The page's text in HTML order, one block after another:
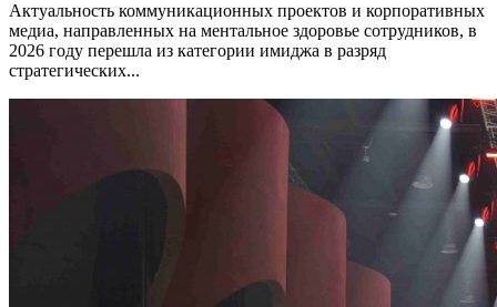
Актуальность коммуникационных проектов и корпоративных
медиа, направленных на ментальное здоровье сотрудников, в
2026 году перешла из категории имиджа в разряд
стратегических...